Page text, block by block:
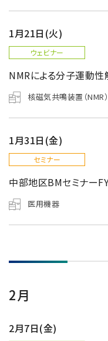
サイトマップ
NMR周辺機器
質量分析計 総合
GC-MS
MALDI-TOFMS
LC-MS (DART-MS)
半導体関連機器
サポートプラン
製品を安全にお使いい
災害時の対応マニュア
非鉄・金属
プラスチック・高分子
臨床・病理
医薬・創薬
環境
その他
国内拠点
国内関係会社
海外関係会社
ガバナンス
統合報告書
健康経営
公的研究費の運営・管
PROFESSIONAL
福利厚生
新卒採用
インターンシップ
キャリア採用
派遣登録
1月21日(火)
ウェビナー
NMRによる分子運動性
核磁気共鳴装置（NMR）
1月31日(金)
セミナー
中部地区BMセミナー
医用機器
2月
2月7日(金)